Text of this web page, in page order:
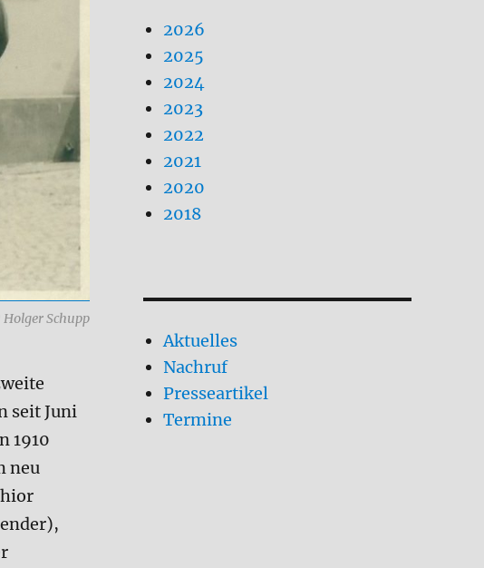
Schupp
seit Juni
1910
neu
2026
2025
2024
2023
2022
2021
2020
2018
Aktuelles
Nachruf
Presseartikel
Termine